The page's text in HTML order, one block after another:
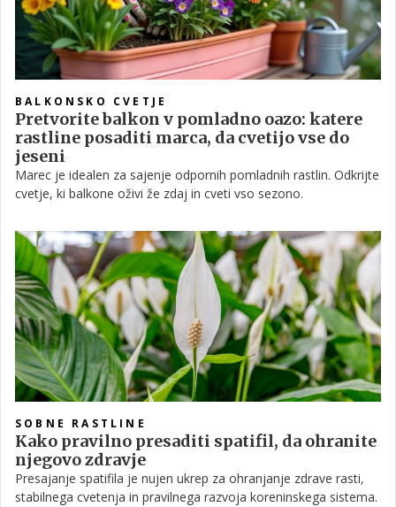
BALKONSKO CVETJE
Pretvorite balkon v pomladno oazo: katere
rastline posaditi marca, da cvetijo vse do
jeseni
Marec je idealen za sajenje odpornih pomladnih rastlin. Odkrijte
cvetje, ki balkone oživi že zdaj in cveti vso sezono.
SOBNE RASTLINE
Kako pravilno presaditi spatifil, da ohranite
njegovo zdravje
Presajanje spatifila je nujen ukrep za ohranjanje zdrave rasti,
stabilnega cvetenja in pravilnega razvoja koreninskega sistema.